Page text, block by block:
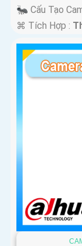
🐜 Cấu Tạo
️⌘ Tích Hợp :